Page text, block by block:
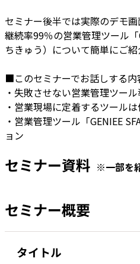
セミナー後半では実際のデモ
継続率99％の営業管理ツール「
ちきゅう）について簡単にご紹
■このセミナーでお話しする内
・失敗させない営業管理ツー
・営業現場に定着するツール
・営業管理ツール「GENIEE
ョン
セミナー資料 ※一部を
セミナー概要
タイトル